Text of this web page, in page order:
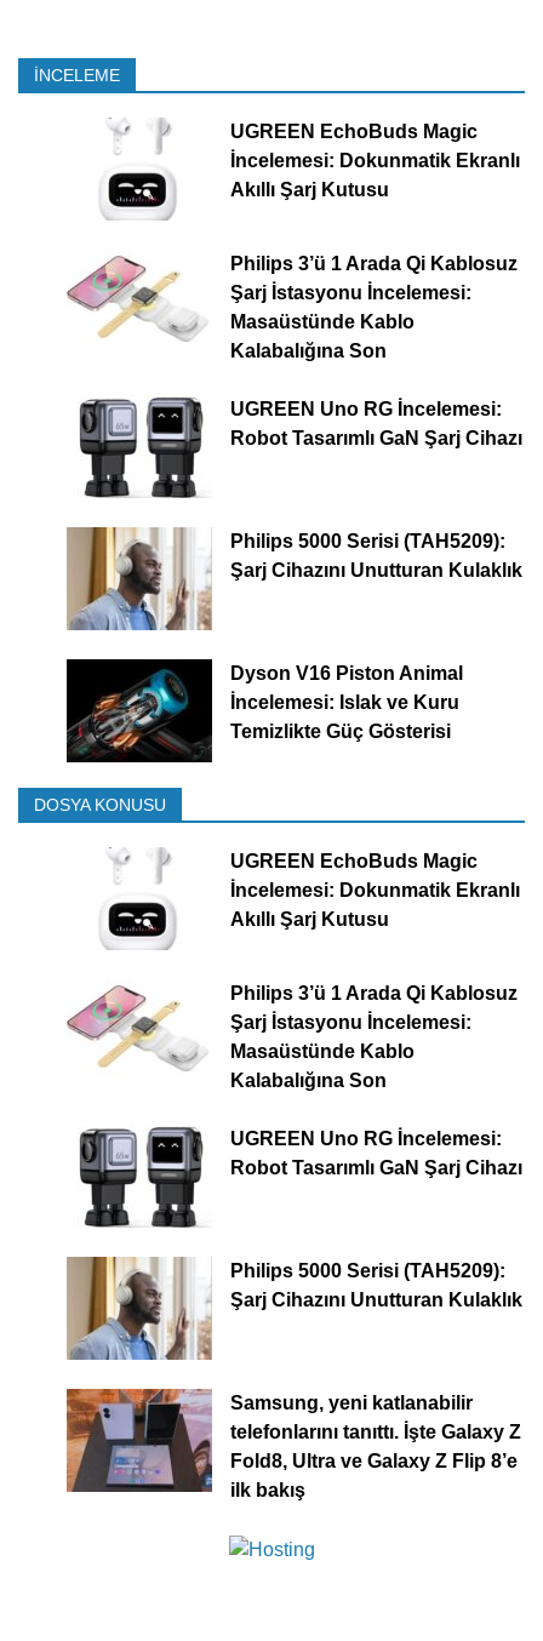
İNCELEME
UGREEN EchoBuds Magic
İncelemesi: Dokunmatik Ekranlı
Akıllı Şarj Kutusu
Philips 3’ü 1 Arada Qi Kablosuz
Şarj İstasyonu İncelemesi:
Masaüstünde Kablo
Kalabalığına Son
UGREEN Uno RG İncelemesi:
Robot Tasarımlı GaN Şarj Cihazı
Philips 5000 Serisi (TAH5209):
Şarj Cihazını Unutturan Kulaklık
Dyson V16 Piston Animal
İncelemesi: Islak ve Kuru
Temizlikte Güç Gösterisi
DOSYA KONUSU
UGREEN EchoBuds Magic
İncelemesi: Dokunmatik Ekranlı
Akıllı Şarj Kutusu
Philips 3’ü 1 Arada Qi Kablosuz
Şarj İstasyonu İncelemesi:
Masaüstünde Kablo
Kalabalığına Son
UGREEN Uno RG İncelemesi:
Robot Tasarımlı GaN Şarj Cihazı
Philips 5000 Serisi (TAH5209):
Şarj Cihazını Unutturan Kulaklık
Samsung, yeni katlanabilir
telefonlarını tanıttı. İşte Galaxy Z
Fold8, Ultra ve Galaxy Z Flip 8’e
ilk bakış